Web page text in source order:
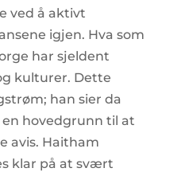
ved å aktivt
igjen. Hva som
har sjeldent
kulturer. Dette
han sier da
hovedgrunn til at
avis. Haitham
klar på at svært